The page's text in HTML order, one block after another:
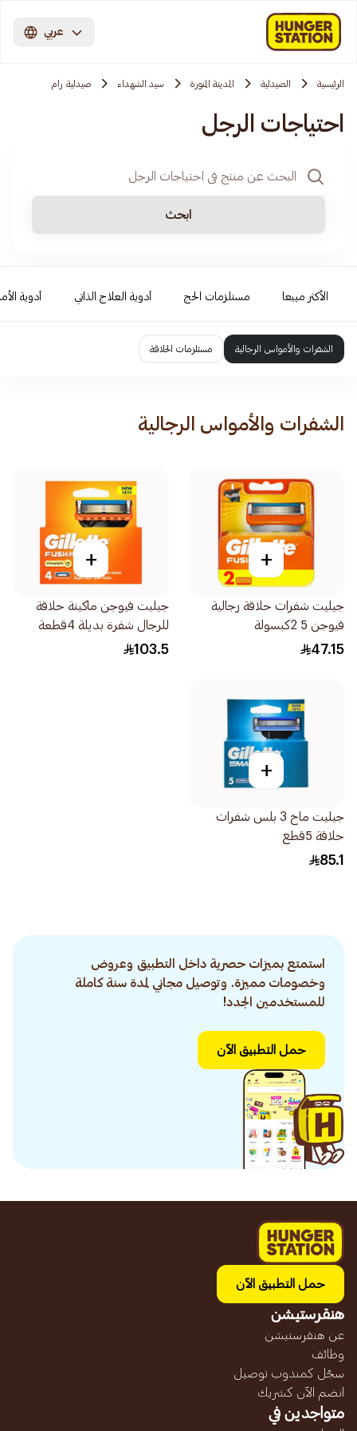
عربي
الرئيسية الصيدلية المدينة المنورة سيد الشهداء صيدلية رام
احتياجات الرجل
ابحث
الأكثر مبيعا مستلزمات الحج أدوية العلاج الذاتي أدوية
الشفرات والأمواس الرجالية مستلزمات الحلاقة
الشفرات والأمواس الرجالية
+
جيليت شفرات حلاقة رجالية
فيوجن 5 2كبسولة
47.15
+
جيليت فيوجن ماكينة حلاقة
للرجال شفرة بديلة 4قطعة
103.5
+
جيليت ماخ 3 بلس شفرات
حلاقة 5قطع
85.1
استمتع بميزات حصرية داخل التطبيق وعروض
وخصومات مميزة. وتوصيل مجاني لمدة سنة كاملة
للمستخدمين الجدد!
حمل التطبيق الآن
حمل التطبيق الآن
هنقرستيشن
عن هنقرستيشن
وظائف
سجّل كمندوب توصيل
انضم الآن كشريك
متواجدين في